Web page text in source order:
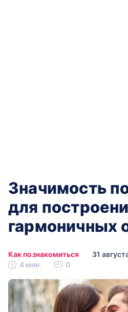
Значимость
для
гармоничных
Как познакомиться
31
4 мин.
0